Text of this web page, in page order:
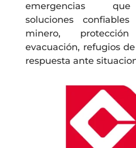
emergencias
soluciones
minero, protección
evacuación, refugios
respuesta ante